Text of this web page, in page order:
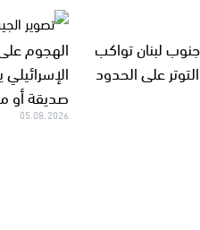
لبنان تواكب
على الحدود
الهجوم
صديقة أو
05.08.2026